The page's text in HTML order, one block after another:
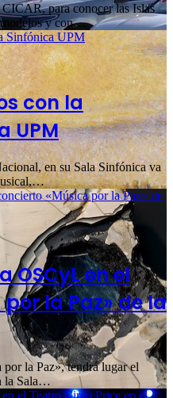
para conocer las Islas
modelos y con…
Sinfónica UPM
con la
UPM
en su Sala Sinfónica va
«Música por la Paz» de
OSCyL en el
la Paz» de la
la Paz», tendrá lugar el
la Sala…